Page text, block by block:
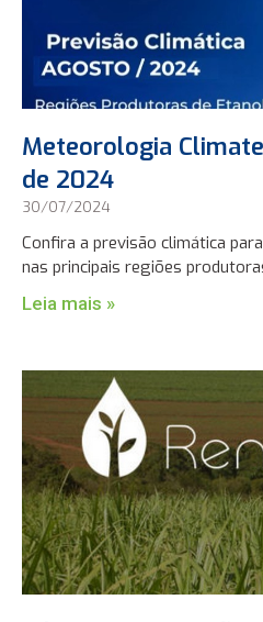
Meteorologia
de 2024
30/07/2024
Confira a previsão climática
nas principais regiões
Leia mais »